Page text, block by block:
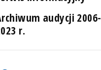
audycji 2006-
r.